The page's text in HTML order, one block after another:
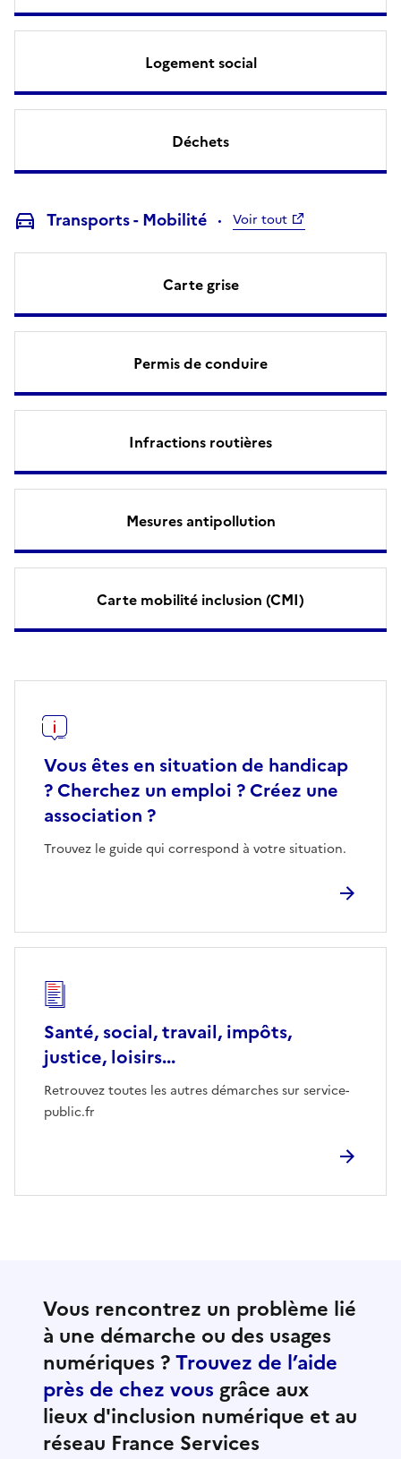
Logement social
Déchets
Transports - Mobilité Voir tout
Carte grise
Permis de conduire
Infractions routières
Mesures antipollution
Carte mobilité inclusion (CMI)
Vous êtes en situation de handicap
? Cherchez un emploi ? Créez une
association ?
Trouvez le guide qui correspond à votre situation.
Santé, social, travail, impôts,
justice, loisirs...
Retrouvez toutes les autres démarches sur service-
public.fr
Vous rencontrez un problème lié
à une démarche ou des usages
numériques ?Trouvez de l’aide
près de chez vous grâce aux
lieux d'inclusion numérique et au
réseau France Services